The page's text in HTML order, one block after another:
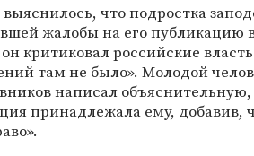
что подростка
жалобы на его публикацию
он критиковал российские
там не было». Молодой
написал
принадлежала ему, добавив,